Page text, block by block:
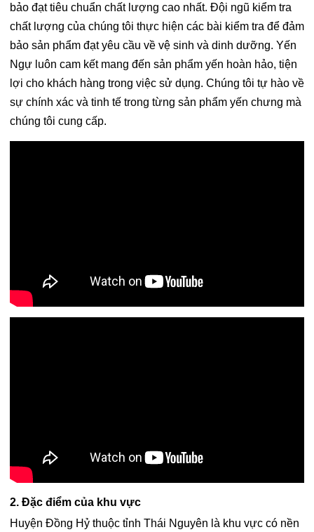
bảo đạt tiêu chuẩn chất lượng cao nhất. Đội ngũ kiểm tra
chất lượng của chúng tôi thực hiện các bài kiểm tra để đảm
bảo sản phẩm đạt yêu cầu về vệ sinh và dinh dưỡng. Yến
Ngự luôn cam kết mang đến sản phẩm yến hoàn hảo, tiện
lợi cho khách hàng trong việc sử dụng. Chúng tôi tự hào về
sự chính xác và tinh tế trong từng sản phẩm yến chưng mà
chúng tôi cung cấp.
2. Đặc điểm của khu vực
Huyện Đồng Hỷ thuộc tỉnh Thái Nguyên là khu vực có nền